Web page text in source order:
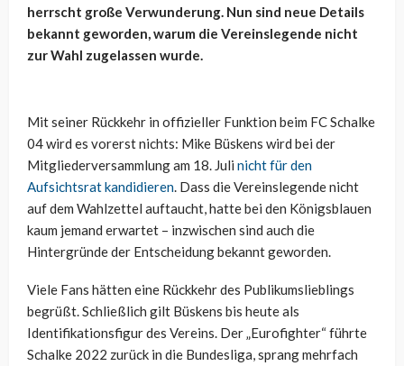
herrscht große Verwunderung. Nun sind neue Details
bekannt geworden, warum die Vereinslegende nicht
zur Wahl zugelassen wurde.
Mit seiner Rückkehr in offizieller Funktion beim FC Schalke
04 wird es vorerst nichts: Mike Büskens wird bei der
Mitgliederversammlung am 18. Juli nicht für den
Aufsichtsrat kandidieren. Dass die Vereinslegende nicht
auf dem Wahlzettel auftaucht, hatte bei den Königsblauen
kaum jemand erwartet – inzwischen sind auch die
Hintergründe der Entscheidung bekannt geworden.
Viele Fans hätten eine Rückkehr des Publikumslieblings
begrüßt. Schließlich gilt Büskens bis heute als
Identifikationsfigur des Vereins. Der „Eurofighter“ führte
Schalke 2022 zurück in die Bundesliga, sprang mehrfach